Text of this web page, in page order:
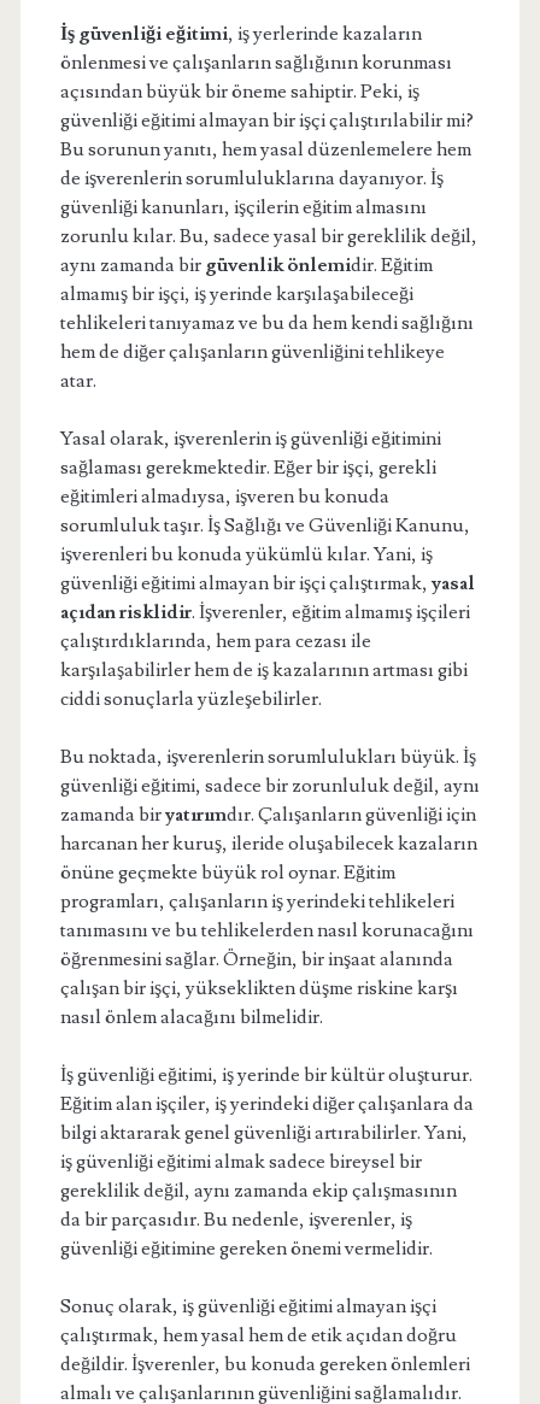
İş güvenliği eğitimi, iş yerlerinde kazaların
önlenmesi ve çalışanların sağlığının korunması
açısından büyük bir öneme sahiptir. Peki, iş
güvenliği eğitimi almayan bir işçi çalıştırılabilir mi?
Bu sorunun yanıtı, hem yasal düzenlemelere hem
de işverenlerin sorumluluklarına dayanıyor. İş
güvenliği kanunları, işçilerin eğitim almasını
zorunlu kılar. Bu, sadece yasal bir gereklilik değil,
aynı zamanda bir güvenlik önlemidir. Eğitim
almamış bir işçi, iş yerinde karşılaşabileceği
tehlikeleri tanıyamaz ve bu da hem kendi sağlığını
hem de diğer çalışanların güvenliğini tehlikeye
atar.
Yasal olarak, işverenlerin iş güvenliği eğitimini
sağlaması gerekmektedir. Eğer bir işçi, gerekli
eğitimleri almadıysa, işveren bu konuda
sorumluluk taşır. İş Sağlığı ve Güvenliği Kanunu,
işverenleri bu konuda yükümlü kılar. Yani, iş
güvenliği eğitimi almayan bir işçi çalıştırmak, yasal
açıdan risklidir. İşverenler, eğitim almamış işçileri
çalıştırdıklarında, hem para cezası ile
karşılaşabilirler hem de iş kazalarının artması gibi
ciddi sonuçlarla yüzleşebilirler.
Bu noktada, işverenlerin sorumlulukları büyük. İş
güvenliği eğitimi, sadece bir zorunluluk değil, aynı
zamanda biryatırımdır. Çalışanların güvenliği için
harcanan her kuruş, ileride oluşabilecek kazaların
önüne geçmekte büyük rol oynar. Eğitim
programları, çalışanların iş yerindeki tehlikeleri
tanımasını ve bu tehlikelerden nasıl korunacağını
öğrenmesini sağlar. Örneğin, bir inşaat alanında
çalışan bir işçi, yükseklikten düşme riskine karşı
nasıl önlem alacağını bilmelidir.
İş güvenliği eğitimi, iş yerinde bir kültür oluşturur.
Eğitim alan işçiler, iş yerindeki diğer çalışanlara da
bilgi aktararak genel güvenliği artırabilirler. Yani,
iş güvenliği eğitimi almak sadece bireysel bir
gereklilik değil, aynı zamanda ekip çalışmasının
da bir parçasıdır. Bu nedenle, işverenler, iş
güvenliği eğitimine gereken önemi vermelidir.
Sonuç olarak, iş güvenliği eğitimi almayan işçi
çalıştırmak, hem yasal hem de etik açıdan doğru
değildir. İşverenler, bu konuda gereken önlemleri
almalı ve çalışanlarının güvenliğini sağlamalıdır.